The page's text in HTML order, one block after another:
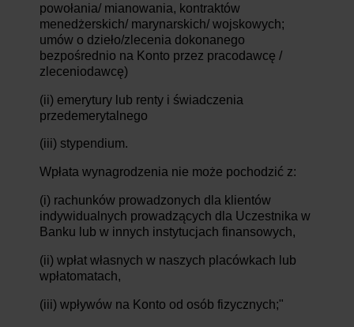
powołania/ mianowania, kontraktów
menedżerskich/ marynarskich/ wojskowych;
umów o dzieło/zlecenia dokonanego
bezpośrednio na Konto przez pracodawcę /
zleceniodawcę)
(ii) emerytury lub renty i świadczenia
przedemerytalnego
(iii) stypendium.
Wpłata wynagrodzenia nie może pochodzić z:
(i) rachunków prowadzonych dla klientów
indywidualnych prowadzących dla Uczestnika w
Banku lub w innych instytucjach finansowych,
(ii) wpłat własnych w naszych placówkach lub
wpłatomatach,
(iii) wpływów na Konto od osób fizycznych;"